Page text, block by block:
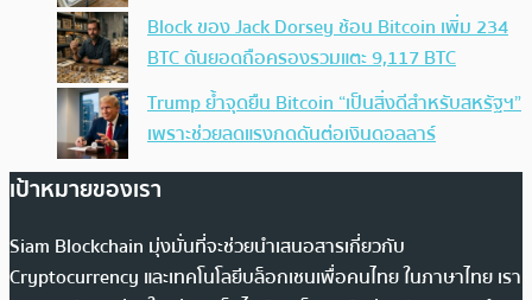
Block ของ Jack Dorsey ช้อน Bitcoin เพิ่ม 234
BTC ดันยอดถือครองรวมแตะ 9,117 BTC
Trump ย้ำจุดยืน Bitcoin “เป็นสิ่งดีสำหรับสหรัฐฯ”
เพราะช่วยลดแรงกดดันต่อเงินดอลลาร์
เป้าหมายของเรา
Siam Blockchain มุ่งมั่นที่จะช่วยนำเสนอสารเกี่ยวกับ
Cryptocurrency และเทคโนโลยีบล็อกเชนเพื่อคนไทย ในภาษาไทย เรา